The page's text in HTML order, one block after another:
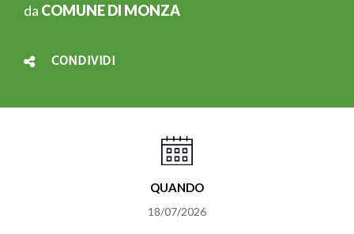
da COMUNE DI MONZA
CONDIVIDI
QUANDO
18/07/2026